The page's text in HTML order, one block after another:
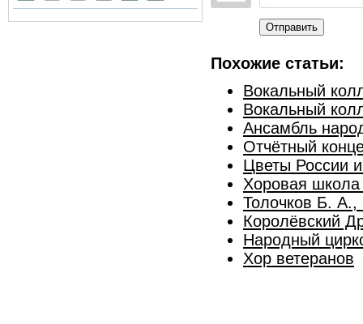
Отправить
Похожие статьи:
Вокальный
Вокальный
Ансамбль
Отчётный
Цветы России
Хоровая
Толочков Б. А.,
Королёвский
Народный
Хор ветеранов